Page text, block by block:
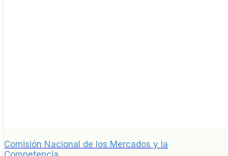
Comisión Nacional de los Mercados y la